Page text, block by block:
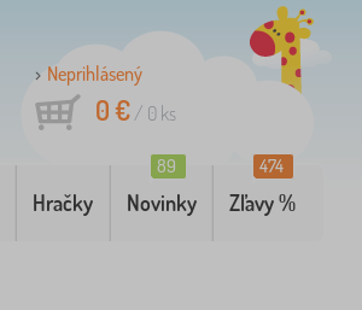
Neprihlásený
0 €/ 0 ks
Hračky Novinky
89
Zľavy %
474